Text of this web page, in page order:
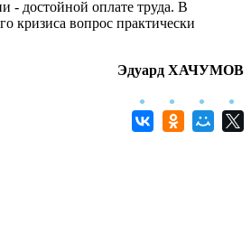
достойной оплате труда. В
кризиса вопрос практически
Эдуард ХАЧУМОВ